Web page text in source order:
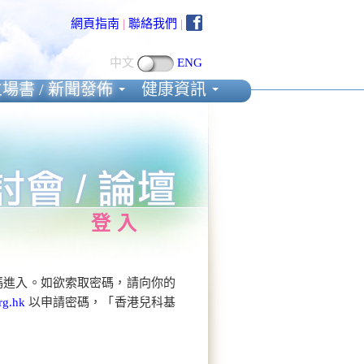
網頁指南 | 聯絡我們 |
中文 ENG
登入
入。如欲索取密碼，請向你的
以申請密碼，「香港兒科基
書 / 新聞發佈 健康資訊